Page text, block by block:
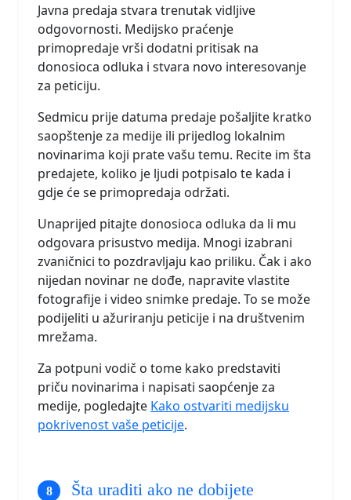
Javna predaja stvara trenutak vidljive
odgovornosti. Medijsko praćenje
primopredaje vrši dodatni pritisak na
donosioca odluka i stvara novo interesovanje
za peticiju.
Sedmicu prije datuma predaje pošaljite kratko
saopštenje za medije ili prijedlog lokalnim
novinarima koji prate vašu temu. Recite im šta
predajete, koliko je ljudi potpisalo te kada i
gdje će se primopredaja održati.
Unaprijed pitajte donosioca odluka da li mu
odgovara prisustvo medija. Mnogi izabrani
zvaničnici to pozdravljaju kao priliku. Čak i ako
nijedan novinar ne dođe, napravite vlastite
fotografije i video snimke predaje. To se može
podijeliti u ažuriranju peticije i na društvenim
mrežama.
Za potpuni vodič o tome kako predstaviti
priču novinarima i napisati saopćenje za
medije, pogledajte Kako ostvariti medijsku
pokrivenost vaše peticije.
Šta uraditi ako ne dobijete